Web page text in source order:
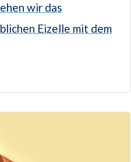
wir das
Eizelle mit dem